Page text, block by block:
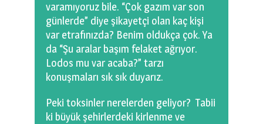
varamıyoruz bile. “Çok gazım var son
günlerde” diye şikayetçi olan kaç kişi
var etrafınızda? Benim oldukça çok. Ya
da “Şu aralar başım felaket ağrıyor.
Lodos mu var acaba?” tarzı
konuşmaları sık sık duyarız.
Peki toksinler nerelerden geliyor? Tabii
ki büyük şehirlerdeki kirlenme ve